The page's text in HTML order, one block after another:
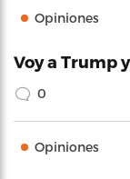
Opiniones
Voy a Trump
0
Opiniones